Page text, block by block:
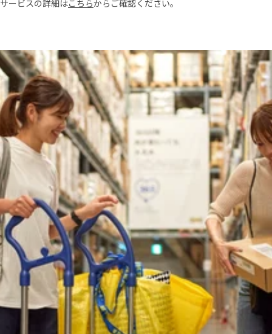
サービスの詳細はこちらからご確認ください。